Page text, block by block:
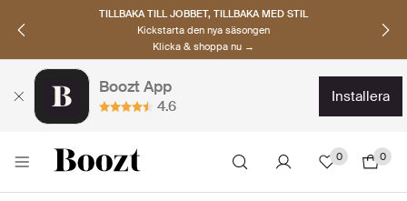
TILLBAKA TILL JOBBET, TILLBAKA MED STIL
Kickstarta den nya säsongen
Klicka & shoppa nu →
Boozt App
4.6
installera
0 0